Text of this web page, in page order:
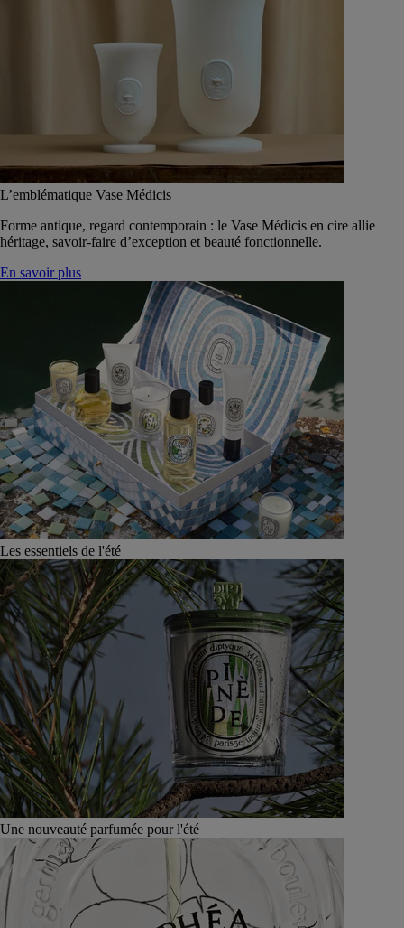
L’emblématique Vase Médicis
Forme antique, regard contemporain : le Vase Médicis en cire allie
héritage, savoir-faire d’exception et beauté fonctionnelle.
En savoir plus
Les essentiels de l'été
Une nouveauté parfumée pour l'été